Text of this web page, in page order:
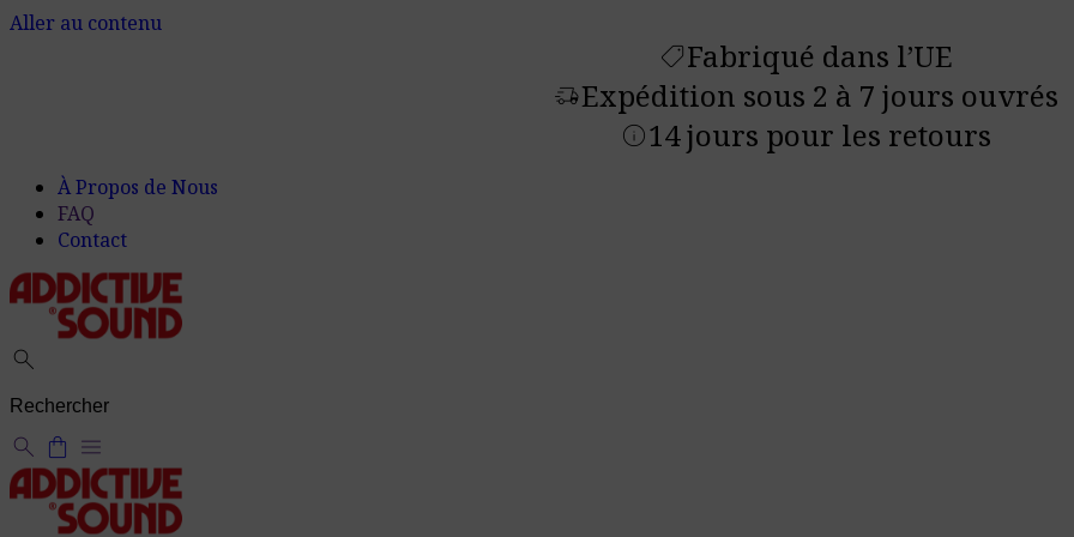
Aller au contenu
shoppingmodeFabriqué dans l’UE
delivery_truck_speedExpédition sous 2 à 7 jours ouvrés
info14 jours pour les retours
À Propos de Nous
FAQ
Contact
search
search shopping_bag menu